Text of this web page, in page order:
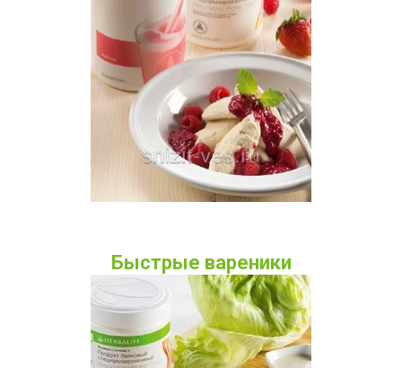
Быстрые вареники